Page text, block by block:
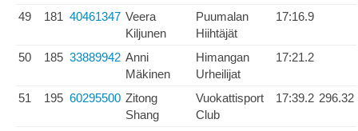
49 181 40461347 Veera
Kiljunen
Puumalan
Hiihtäjät
17:16.9
50 185 33889942 Anni
Mäkinen
Himangan
Urheilijat
17:21.2
51 195 60295500 Zitong
Shang
Vuokattisport
Club
17:39.2 296.32